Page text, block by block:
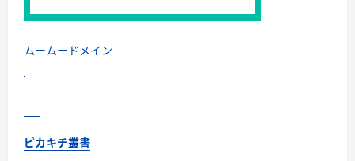
に
読
ムームードメイン
ピカキチ叢書